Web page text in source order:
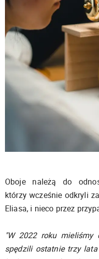
Oboje należą do
którzy wcześnie odkryli
Eliasa, i nieco przez
"W 2022 roku mieliśmy
spędzili ostatnie trzy